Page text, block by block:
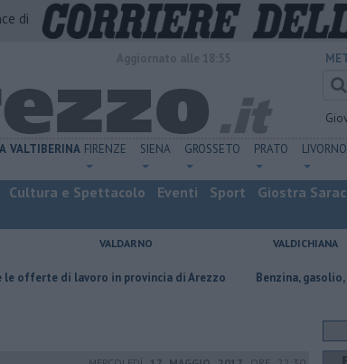
di
VALTIBERINA FIRENZE SIENA GROSSETO PRATO LIVORNO
Cultura e Spettacolo Eventi Sport Giostra
VALDARNO VALDICHIANA
in provincia di Arezzo ​Benzina, gasolio, gpl, ecco dove